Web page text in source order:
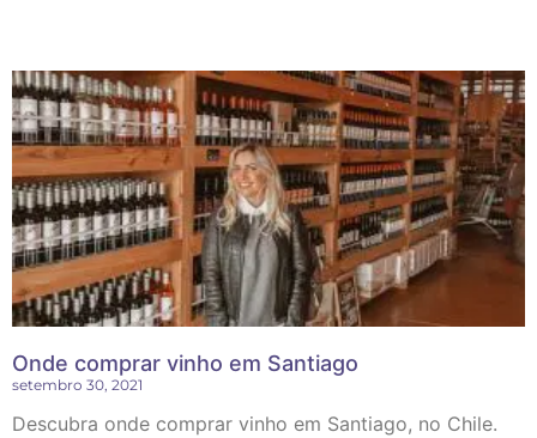
Onde comprar vinho em Santiago
setembro 30, 2021
Descubra onde comprar vinho em Santiago, no Chile.